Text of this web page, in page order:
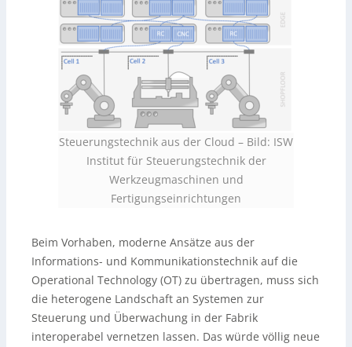
Steuerungstechnik aus der Cloud – Bild: ISW
Institut für Steuerungstechnik der
Werkzeugmaschinen und
Fertigungseinrichtungen
Beim Vorhaben, moderne Ansätze aus der
Informations- und Kommunikationstechnik auf die
Operational Technology (OT) zu übertragen, muss sich
die heterogene Landschaft an Systemen zur
Steuerung und Überwachung in der Fabrik
interoperabel vernetzen lassen. Das würde völlig neue